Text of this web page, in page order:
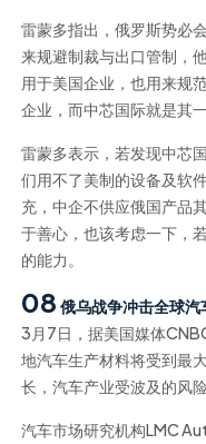
雷蒙多指出，俄罗斯势必
来规避制裁与出口管制，
用于美国企业，也用来规
企业，而中芯国际就是其一
雷蒙多表示，若发现中芯
们用不了美制的设备及软
充，中企不供应俄国产品
于善心，也该考虑一下，
的能力。
08 俄乌战争冲击全球
3月7日，据美国媒体
地汽车生产材料将受到最
长，汽车产业受波及的风险
汽车市场研究机构LMC